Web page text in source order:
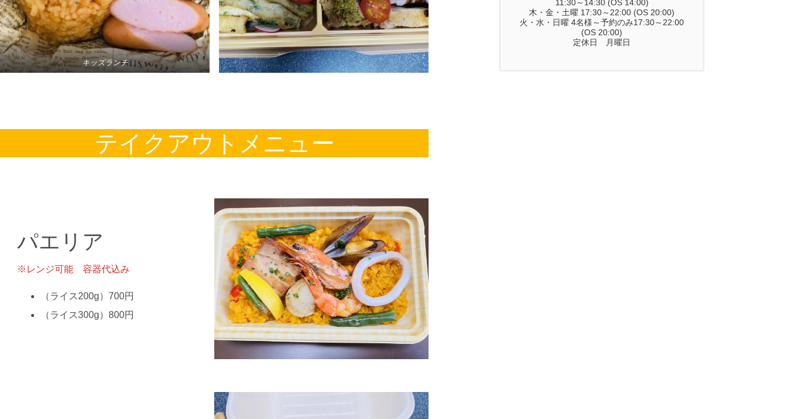
キッズランチ
テイクアウトメニュー
パエリア
※レンジ可能 容器代込み
（ライス200g）700円
（ライス300g）800円
11:30～14:30 (OS 14:00)
木・金・土曜 17:30～22:00 (OS 20:00)
火・水・日曜 4名様～予約のみ17:30～22:00
(OS 20:00)
定休日 月曜日